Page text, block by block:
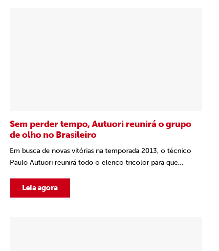
Sem perder tempo, Autuori reunirá o grupo
de olho no Brasileiro
Em busca de novas vitórias na temporada 2013, o técnico
Paulo Autuori reunirá todo o elenco tricolor para que...
Leia agora